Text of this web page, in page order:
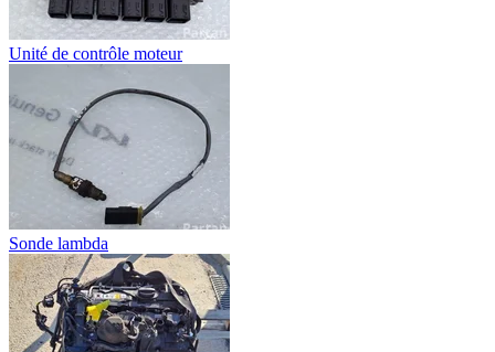
Unité de contrôle moteur
Sonde lambda